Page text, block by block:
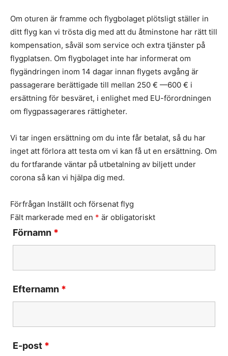
Om oturen är framme och flygbolaget plötsligt ställer in
ditt flyg kan vi trösta dig med att du åtminstone har rätt till
kompensation, såväl som service och extra tjänster på
flygplatsen. Om flygbolaget inte har informerat om
flygändringen inom 14 dagar innan flygets avgång är
passagerare berättigade till mellan 250 € —600 € i
ersättning för besväret, i enlighet med EU-förordningen
om flygpassagerares rättigheter.
Vi tar ingen ersättning om du inte får betalat, så du har
inget att förlora att testa om vi kan få ut en ersättning. Om
du fortfarande väntar på utbetalning av biljett under
corona så kan vi hjälpa dig med.
Förfrågan Inställt och försenat flyg
Fält markerade med en * är obligatoriskt
Förnamn *
Efternamn *
E-post *